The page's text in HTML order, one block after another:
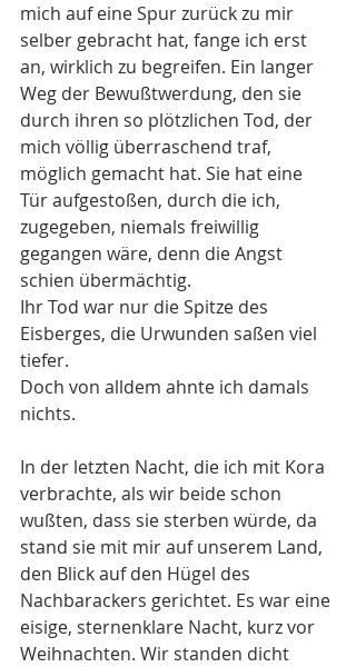
mich auf eine Spur zurück zu mir
selber gebracht hat, fange ich erst
an, wirklich zu begreifen. Ein langer
Weg der Bewußtwerdung, den sie
durch ihren so plötzlichen Tod, der
mich völlig überraschend traf,
möglich gemacht hat. Sie hat eine
Tür aufgestoßen, durch die ich,
zugegeben, niemals freiwillig
gegangen wäre, denn die Angst
schien übermächtig.
Ihr Tod war nur die Spitze des
Eisberges, die Urwunden saßen viel
tiefer.
Doch von alldem ahnte ich damals
nichts.
In der letzten Nacht, die ich mit Kora
verbrachte, als wir beide schon
wußten, dass sie sterben würde, da
stand sie mit mir auf unserem Land,
den Blick auf den Hügel des
Nachbarackers gerichtet. Es war eine
eisige, sternenklare Nacht, kurz vor
Weihnachten. Wir standen dicht